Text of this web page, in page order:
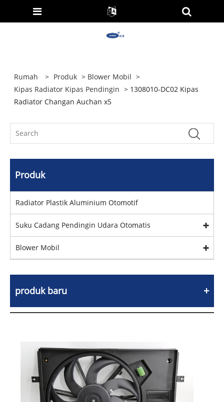
Rumah > Produk > Blower Mobil >
Kipas Radiator Kipas Pendingin > 1308010-DC02 Kipas
Radiator Changan Auchan x5
Produk
Radiator Plastik Aluminium Otomotif
Suku Cadang Pendingin Udara Otomatis
Blower Mobil
produk baru